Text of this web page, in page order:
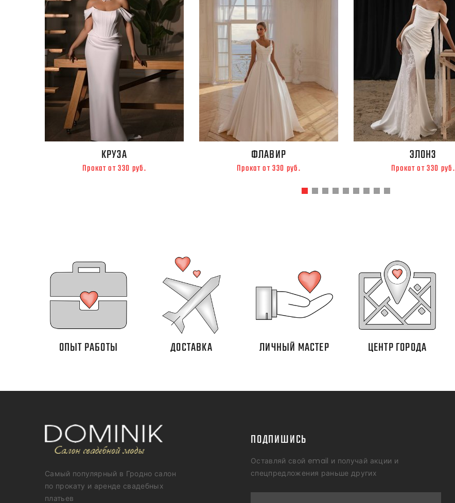
КРУЗА
Прокат от 330 руб.
ФЛАВИР
Прокат от 330 руб.
ЭЛОНЗ
Прокат от 330 руб.
ОПЫТ РАБОТЫ ДОСТАВКА ЛИЧНЫЙ МАСТЕР ЦЕНТР ГОРОДА
Самый популярный в Гродно салон
по прокату и аренде свадебных
платьев
ПОДПИШИСЬ
Оставляй свой email и получай акции и
спецпредложения раньше других